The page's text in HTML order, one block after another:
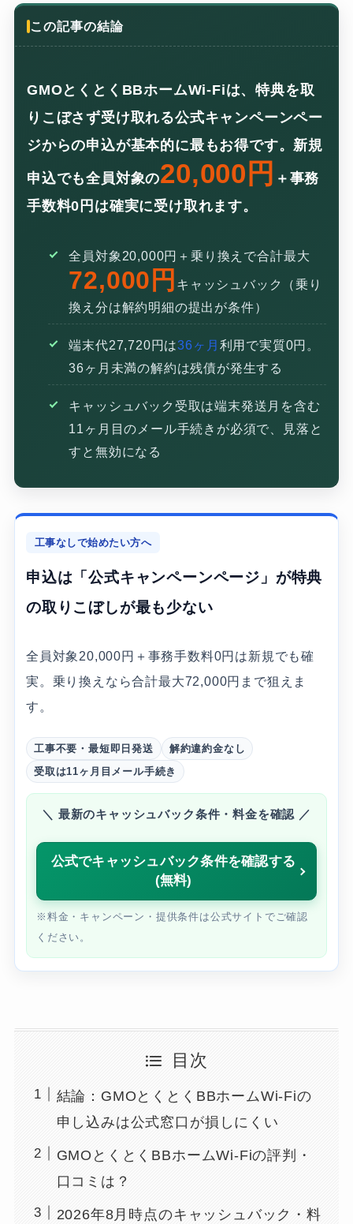
この記事の結論
GMOとくとくBBホームWi-Fiは、特典を取
りこぼさず受け取れる公式キャンペーンペー
ジからの申込が基本的に最もお得です。新規
申込でも全員対象の20,000円 ＋事務
手数料0円は確実に受け取れます。
全員対象20,000円＋乗り換えで合計最大
72,000円 キャッシュバック（乗り
換え分は解約明細の提出が条件）
端末代27,720円は36ヶ月 利用で実質0円。
36ヶ月未満の解約は残債が発生する
キャッシュバック受取は端末発送月を含む
11ヶ月目のメール手続きが必須で、見落と
すと無効になる
工事なしで始めたい方へ
申込は「公式キャンペーンページ」が特典
の取りこぼしが最も少ない
全員対象20,000円＋事務手数料0円は新規でも確
実。乗り換えなら合計最大72,000円まで狙えま
す。
工事不要・最短即日発送
解約違約金なし
受取は11ヶ月目メール手続き
＼ 最新のキャッシュバック条件・料金を確認 ／
公式でキャッシュバック条件を確認する
(無料)
※料金・キャンペーン・提供条件は公式サイトでご確認
ください。
目次
結論：GMOとくとくBBホームWi-Fiの
申し込みは公式窓口が損しにくい
GMOとくとくBBホームWi-Fiの評判・
口コミは？
2026年8月時点のキャッシュバック・料